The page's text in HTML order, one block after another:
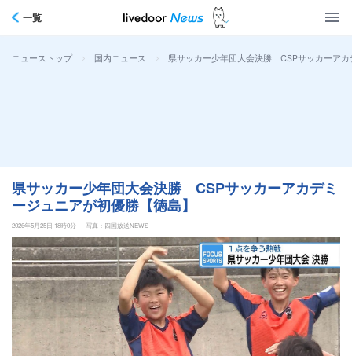
一覧
ニューストップ > 国内ニュース > 県サッカー少年団大会決勝 CSPサッカーア
県サッカー少年団大会決勝 CSPサッカーアカデミ
ージュニアが初優勝【徳島】
2026年5月25日 18時0分 写真：四国放送NEWS